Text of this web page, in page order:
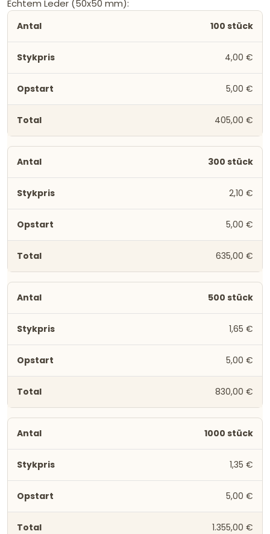
Echtem Leder (50x50 mm):
100 stück
4,00 €
5,00 €
405,00 €
300 stück
2,10 €
5,00 €
635,00 €
500 stück
1,65 €
5,00 €
830,00 €
1000 stück
1,35 €
5,00 €
1.355,00 €